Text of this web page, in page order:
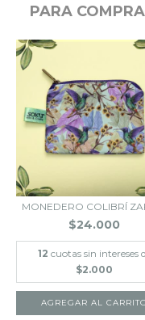
PARA
MONEDERO COLIBRÍ
$24.000
12 cuotas sin intereses
$2.000